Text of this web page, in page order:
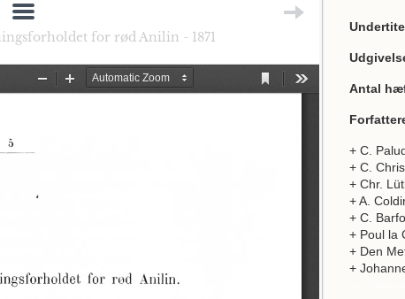
for rød Anilin - 1871
Antal
+ C.
+ C.
+ Chr.
+ A.
+ C.
+ Poul la
+ Den
+